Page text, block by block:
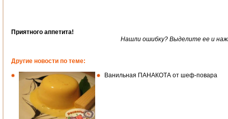
Приятного аппетита!
Нашли ошибку? Выделите ее и
Другие новости по теме:
Ванильная ПАНАКОТА от шеф-повара